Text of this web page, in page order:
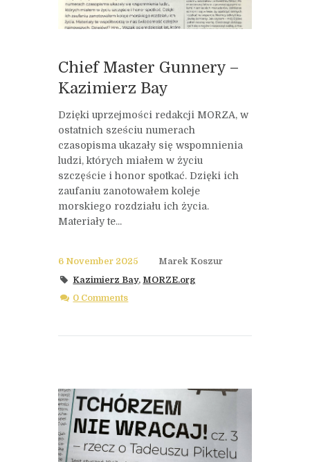
Chief Master Gunnery –
Kazimierz Bay
Dzięki uprzejmości redakcji MORZA, w
ostatnich sześciu numerach
czasopisma ukazały się wspomnienia
ludzi, których miałem w życiu
szczęście i honor spotkać. Dzięki ich
zaufaniu zanotowałem koleje
morskiego rozdziału ich życia.
Materiały te...
6 November 2025
Marek Koszur
Kazimierz Bay, MORZE.org
0 Comments